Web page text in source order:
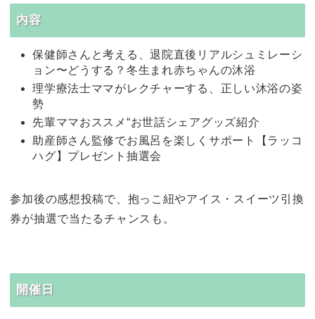
内容
保健師さんと考える、退院直後リアルシュミレーシ
ョン〜どうする？冬生まれ赤ちゃんの沐浴
理学療法士ママがレクチャーする、正しい沐浴の姿
勢
先輩ママおススメ“お世話シェアグッズ紹介
助産師さん監修でお風呂を楽しくサポート【ラッコ
ハグ】プレゼント抽選会
参加後の感想投稿で、抱っこ紐やアイス・スイーツ引換
券が抽選で当たるチャンスも。
開催日